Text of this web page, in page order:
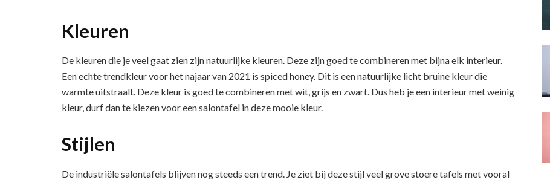
Kleuren
De kleuren die je veel gaat zien zijn natuurlijke kleuren. Deze zijn goed te combineren met bijna elk interieur.
Een echte trendkleur voor het najaar van 2021 is spiced honey. Dit is een natuurlijke licht bruine kleur die
warmte uitstraalt. Deze kleur is goed te combineren met wit, grijs en zwart. Dus heb je een interieur met weinig
kleur, durf dan te kiezen voor een salontafel in deze mooie kleur.
Stijlen
De industriële salontafels blijven nog steeds een trend. Je ziet bij deze stijl veel grove stoere tafels met vooral